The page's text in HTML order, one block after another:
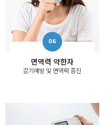
면역력 약한자
감기예방 및 면역력 증진